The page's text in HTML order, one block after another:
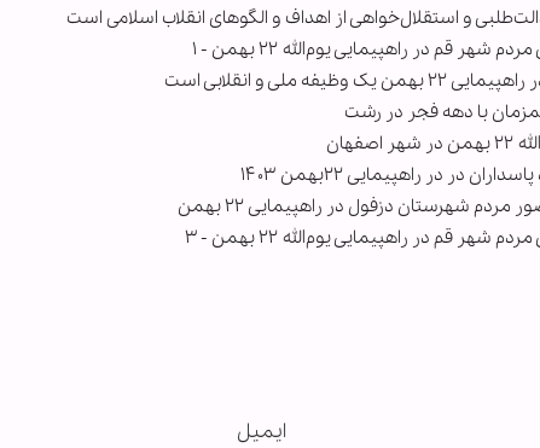
و استقلال‌خواهی از اهداف و الگوهای انقلاب اسلامی است
قم در راهپیمایی یوم‌الله ۲۲ بهمن - ۱
ملی و انقلابی است
در در راهپیمایی ۲۲بهمن ۱۴۰۳
شهرستان دزفول در راهپیمایی ۲۲ بهمن
قم در راهپیمایی یوم‌الله ۲۲ بهمن - ۳
ایمیل